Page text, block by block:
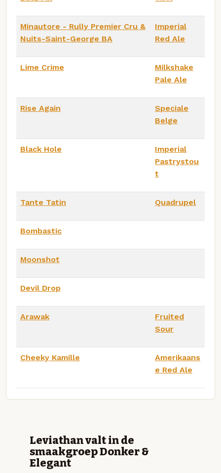
Minautore - Rully Premier Cru &
Nuits-Saint-George BA
Imperial
Red Ale
Lime Crime
Milkshake
Pale Ale
Rise Again
Speciale
Belge
Black Hole
Imperial
Pastrystou
t
Tante Tatin Quadrupel
Bombastic
Moonshot
Devil Drop
Arawak
Fruited
Sour
Cheeky Kamille
Amerikaans
e Red Ale
Leviathan valt in de
smaakgroep Donker &
Elegant